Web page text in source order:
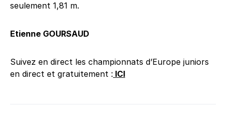
seulement 1,81 m.
Etienne GOURSAUD
Suivez en direct les championnats d’Europe juniors
en direct et gratuitement : ICI